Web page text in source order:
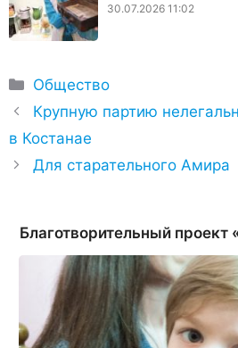
30.07.2026 11:02
Рубрики
Общество
Крупную партию
в Костанае
Для старательного Амира
Благотворительный проект